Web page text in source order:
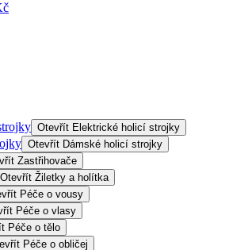
Otevřít Elektrické holicí strojky
Otevřít Dámské holicí strojky
Zastřihovače
Otevřít Žiletky a holítka
Péče o vousy
Péče o vlasy
Péče o tělo
Péče o obličej